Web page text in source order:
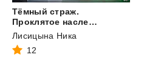
Тёмный страж.
Проклятое наследие
Лисицына Ника
12